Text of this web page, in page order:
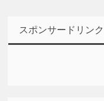
スポンサードリンク